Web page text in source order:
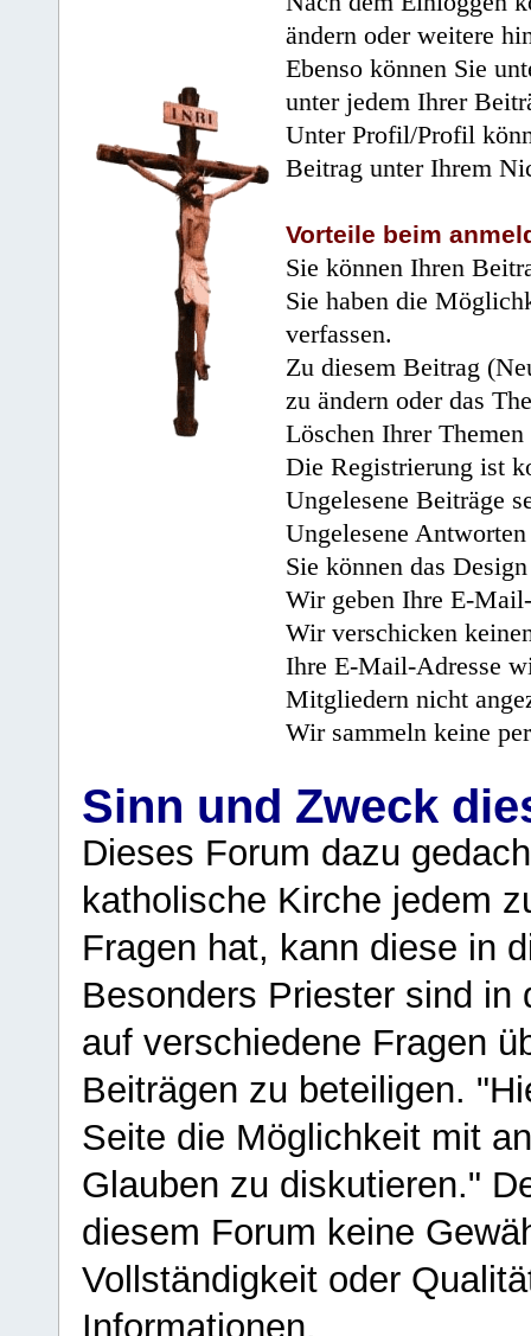
ändern oder weitere
Ebenso können Sie
unter jedem Ihrer
Unter Profil/Profil
Beitrag unter Ihrem
Vorteile beim
Sie können Ihren
Sie haben die
verfassen.
Zu diesem Beitrag
zu ändern oder das
Löschen Ihrer
Die Registrierung ist
Ungelesene Beiträge
Ungelesene
Sie können das
Wir geben Ihre E-
Wir verschicken
Ihre E-Mail-Adresse
Mitgliedern nicht
Wir sammeln keine
Sinn und Zweck
Dieses Forum dazu
katholische Kirche jedem
Fragen hat, kann diese in
Besonders Priester sind in
auf verschiedene Fragen
Beiträgen zu beteiligen.
Seite die Möglichkeit mit
Glauben zu diskutieren."
diesem Forum keine
Vollständigkeit oder
Informationen.